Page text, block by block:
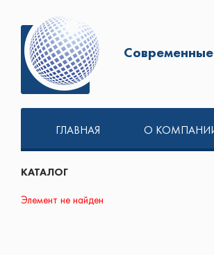
ГЛАВНАЯ О
КАТАЛОГ
Элемент не найден